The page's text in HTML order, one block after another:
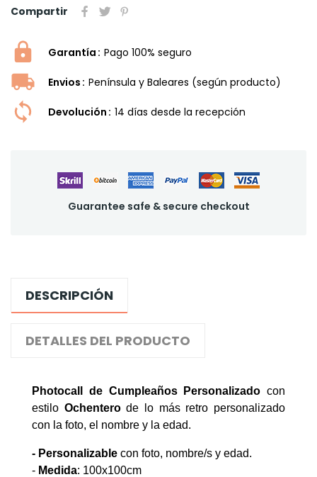
Compartir
Garantía Pago 100% seguro
Envios Península y Baleares (según producto)
Devolución 14 dí­as desde la recepción
Guarantee safe & secure checkout
DESCRIPCIÓN
DETALLES DEL PRODUCTO
Photocall de Cumpleaños Personalizado con
estilo Ochenterode lo más retro personalizado
con la foto, el nombre y la edad.
- Personalizable con foto, nombre/s y edad.
- Medida: 100x100cm